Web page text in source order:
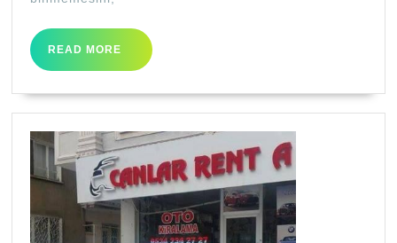
READ MORE
READ
MORE